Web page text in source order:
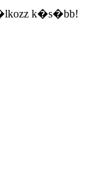
k�s�bb!